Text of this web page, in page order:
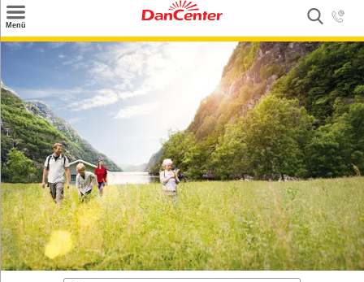
Menü
Suchen
Weitere Urlaubsziele
Angebote
Inspiration
Kontakt
Gut zu wissen
Login